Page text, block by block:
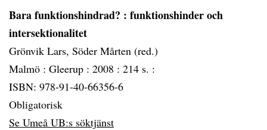
Bara funktionshindrad? : funktionshinder och
intersektionalitet
Grönvik Lars, Söder Mårten (red.)
Malmö : Gleerup : 2008 : 214 s. :
ISBN: 978-91-40-66356-6
Obligatorisk
Se Umeå UB:s söktjänst